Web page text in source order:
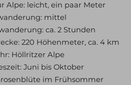
Alpe: leicht, ein paar Meter
mittel
ca. 2 Stunden
220 Höhenmeter, ca. 4 km
Höllritzer Alpe
Juni bis Oktober
im Frühsommer